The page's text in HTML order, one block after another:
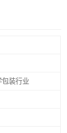
装行业